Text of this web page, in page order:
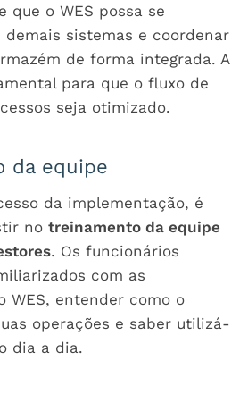
que o WES possa se
sistemas e coordenar
de forma integrada. A
para que o fluxo de
seja otimizado.
da equipe
da implementação, é
no treinamento da equipe
. Os funcionários
com as
WES, entender como o
operações e saber utilizá-
dia a dia.